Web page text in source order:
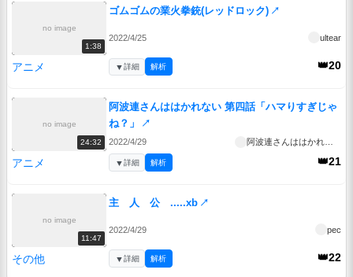
no image
1:38
ゴムゴムの業火拳銃(レッドロック) ↗
2022/4/25 ultear
アニメ 👑20
▼詳細 解析
no image
24:32
阿波連さんははかれない 第四話「ハマりすぎじゃ
ね？」
↗
2022/4/29
アニメ 👑21
▼詳細 解析
no image
11:47
主 人 公 .....xb ↗
2022/4/29 pec
その他 👑22
▼詳細 解析